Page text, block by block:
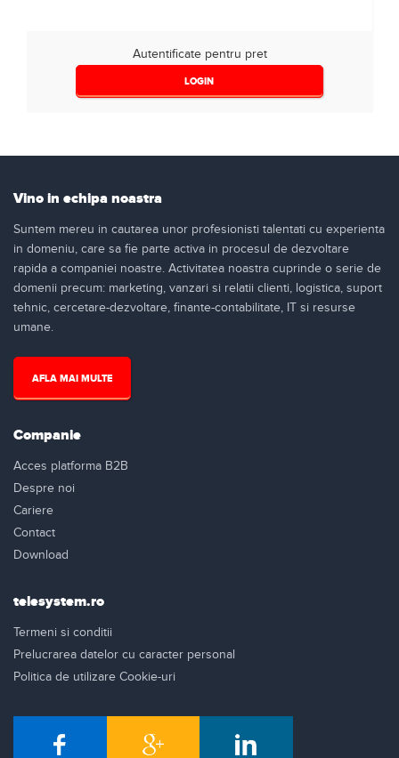
Autentificate pentru pret
LOGIN
Vino in echipa noastra
Suntem mereu in cautarea unor profesionisti talentati cu experienta
in domeniu, care sa fie parte activa in procesul de dezvoltare
rapida a companiei noastre. Activitatea noastra cuprinde o serie de
domenii precum: marketing, vanzari si relatii clienti, logistica, suport
tehnic, cercetare-dezvoltare, finante-contabilitate, IT si resurse
umane.
AFLA MAI MULTE
Companie
Acces platforma B2B
Despre noi
Cariere
Contact
Download
telesystem.ro
Termeni si conditii
Prelucrarea datelor cu caracter personal
Politica de utilizare Cookie-uri